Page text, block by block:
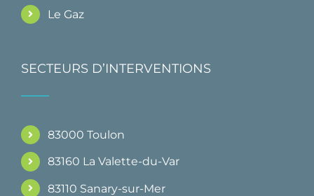
Le Gaz
SECTEURS D’INTERVENTIONS
83000 Toulon
83160 La Valette-du-Var
83110 Sanary-sur-Mer